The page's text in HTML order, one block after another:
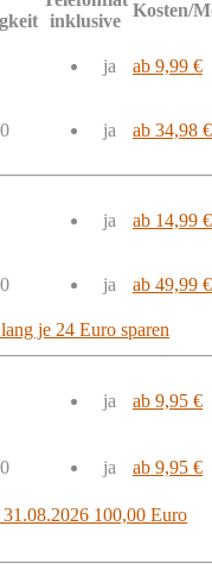
inklusive
Kosten/
ja ab 9,99 €
ja ab 34,98 €
ja ab 14,99 €
ja ab 49,99 €
je 24 Euro sparen
ja ab 9,95 €
ja ab 9,95 €
100,00 Euro